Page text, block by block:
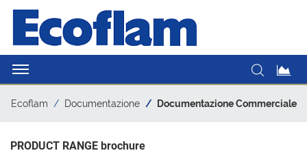
Ecoflam Documentazione Documentazione Commerciale
PRODUCT RANGE brochure